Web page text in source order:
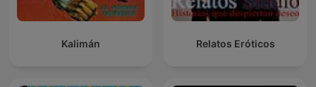
Kalimán Relatos Eróticos